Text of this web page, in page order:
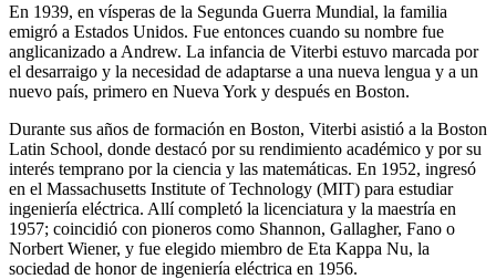
En 1939, en vísperas de la Segunda Guerra Mundial, la familia
emigró a Estados Unidos. Fue entonces cuando su nombre fue
anglicanizado a Andrew. La infancia de Viterbi estuvo marcada por
el desarraigo y la necesidad de adaptarse a una nueva lengua y a un
nuevo país, primero en Nueva York y después en Boston.
Durante sus años de formación en Boston, Viterbi asistió a la Boston
Latin School, donde destacó por su rendimiento académico y por su
interés temprano por la ciencia y las matemáticas. En 1952, ingresó
en el Massachusetts Institute of Technology (MIT) para estudiar
ingeniería eléctrica. Allí completó la licenciatura y la maestría en
1957; coincidió con pioneros como Shannon, Gallagher, Fano o
Norbert Wiener, y fue elegido miembro de Eta Kappa Nu, la
sociedad de honor de ingeniería eléctrica en 1956.